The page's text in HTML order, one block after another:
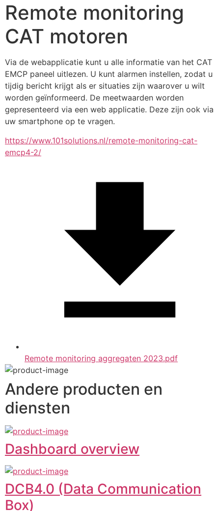
Remote monitoring
CAT motoren
Via de webapplicatie kunt u alle informatie van het CAT
EMCP paneel uitlezen. U kunt alarmen instellen, zodat u
tijdig bericht krijgt als er situaties zijn waarover u wilt
worden geïnformeerd. De meetwaarden worden
gepresenteerd via een web applicatie. Deze zijn ook via
uw smartphone op te vragen.
https://www.101solutions.nl/remote-monitoring-cat-
emcp4-2/
Remote monitoring aggregaten 2023.pdf
Andere producten en
diensten
Dashboard overview
DCB4.0 (Data Communication
Box)